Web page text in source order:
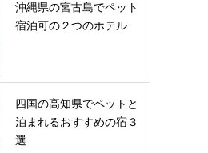
沖縄県の宮古島でペット
宿泊可の２つのホテル
四国の高知県でペットと
泊まれるおすすめの宿３
選